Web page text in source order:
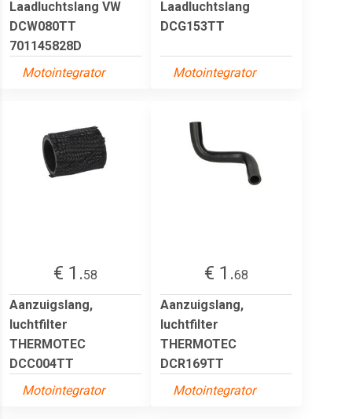
Laadluchtslang VW
DCW080TT
701145828D
Motointegrator
Laadluchtslang
DCG153TT
Motointegrator
€ 1.58
Aanzuigslang,
luchtfilter
THERMOTEC
DCC004TT
Motointegrator
€ 1.68
Aanzuigslang,
luchtfilter
THERMOTEC
DCR169TT
Motointegrator